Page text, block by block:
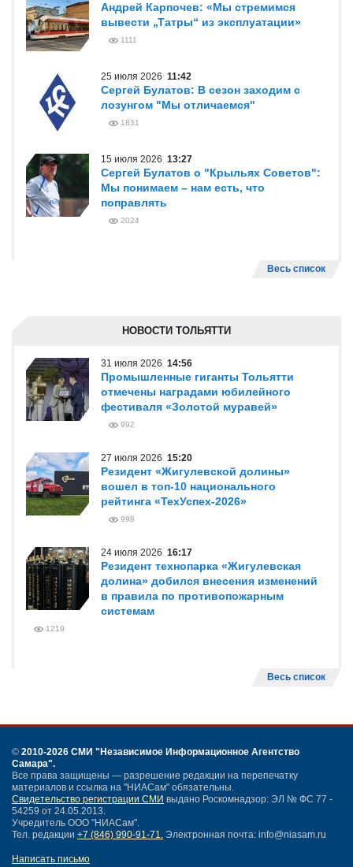
Андрей Карпочев: «Мы стремимся
вывести „Татры“ из эксплуатации»
1111
25 июля 2026 11:42
Сергей Булатов: В сезон заходим с
лозунгом "Мы отличаемся"
1831
15 июля 2026 13:27
Сергей Булатов о "Крыльях Советов":
Мы понимаем – нам есть, что
поправлять
2024
Весь список
НОВОСТИ ТОЛЬЯТТИ
31 июля 2026 14:56
Промышленные гиганты Тольятти
отмечены наградами юбилейного
фестиваля «Золотой муравей»
992
27 июля 2026 15:20
Резидент «Жигулевской долины»
вошел в топ-10 национального
рейтинга «ТехУспех-2026»
998
24 июля 2026 16:17
Резидент технопарка «Жигулевская
долина» добился внесения изменений
в правила по противопожарным
системам
1219
Весь список
© 2010-2026 СМИ "Независимое Информационное Агентство
Самара".
Все права защищены — разрешение редакции на перепечатку
материалов и ссылка на "НИАСам" обязательны.
Свидетельство регистрации СМИ выдано Роскомнадзор: ЭЛ № ФС 77 -
54259 от 24.05.2013.
Учредитель ООО "НИАСам".
Тел. редакции +7 (846) 990-91-71. Электронная почта: info@niasam.ru
Написать письмо